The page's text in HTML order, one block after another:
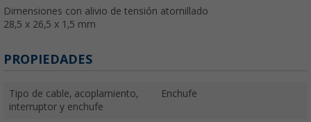
Dimensiones con alivio de tensión atornillado
28,5 x 26,5 x 1,5 mm
PROPIEDADES
Tipo de cable, acoplamiento,
interruptor y enchufe
Enchufe